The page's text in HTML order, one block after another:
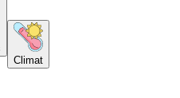
Climat